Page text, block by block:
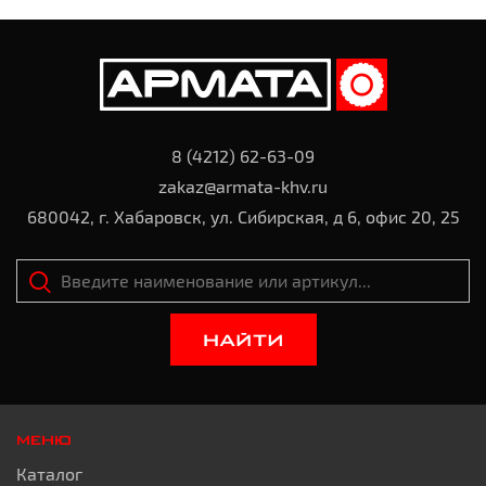
8 (4212) 62-63-09
zakaz@armata-khv.ru
680042, г. Хабаровск, ул. Сибирская, д 6, офис 20, 25
НАЙТИ
МЕНЮ
Каталог